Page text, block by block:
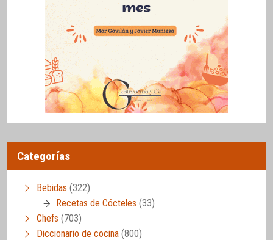
Categorías
Bebidas (322)
Recetas de Cócteles (33)
Chefs (703)
Diccionario de cocina (800)